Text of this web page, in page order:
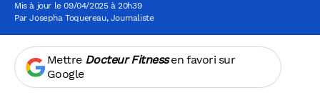
Mis à jour le 09/04/2025 à 20h39
ParJosepha Toquereau, Journaliste
Mettre Docteur Fitnessen favori sur
Google